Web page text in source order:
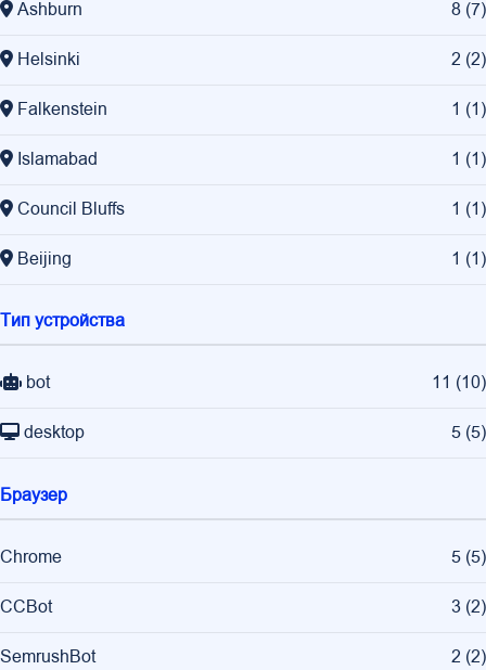
Ashburn 8 (7)
Helsinki 2 (2)
Falkenstein 1 (1)
Islamabad 1 (1)
Council Bluffs 1 (1)
Beijing 1 (1)
Тип устройства
bot 11 (10)
desktop 5 (5)
Браузер
Chrome 5 (5)
CCBot 3 (2)
SemrushBot 2 (2)